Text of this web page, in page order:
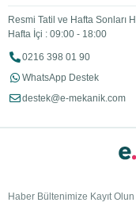
Resmi Tatil ve Hafta Sonları
Hafta İçi : 09:00 - 18:00
0216 398 01 90
WhatsApp Destek
destek@e-mekanik.com
Haber Bültenimize Kayıt